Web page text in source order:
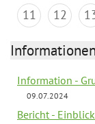
11
12
Information -
09.07.2024
Bericht -